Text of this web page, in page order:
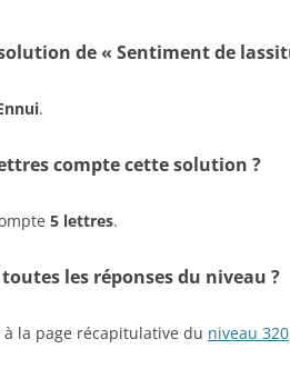
de « Sentiment de
.
compte cette solution ?
5 lettres.
les réponses du niveau ?
la page récapitulative du niveau 320